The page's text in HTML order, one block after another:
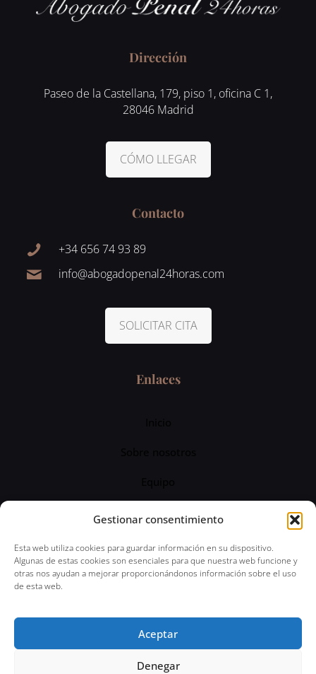
Gestionar consentimiento
Esta web utiliza cookies para guardar información en su dispositivo.
Algunas de estas cookies son esenciales para que nuestra web funcione y
otras nos ayudan a mejorar proporcionándonos información sobre el uso
de esta web.
Aceptar
Denegar
Dirección
Paseo de la Castellana, 179, piso 1, oficina C 1,
28046 Madrid
CÓMO LLEGAR
Contacto
+34 656 74 93 89
info@abogadopenal24horas.com
SOLICITAR CITA
Enlaces
© 2024 Abogado Penal 24 horas | Todos los
derechos reservados | Aviso Legal | Política de
Privacidad